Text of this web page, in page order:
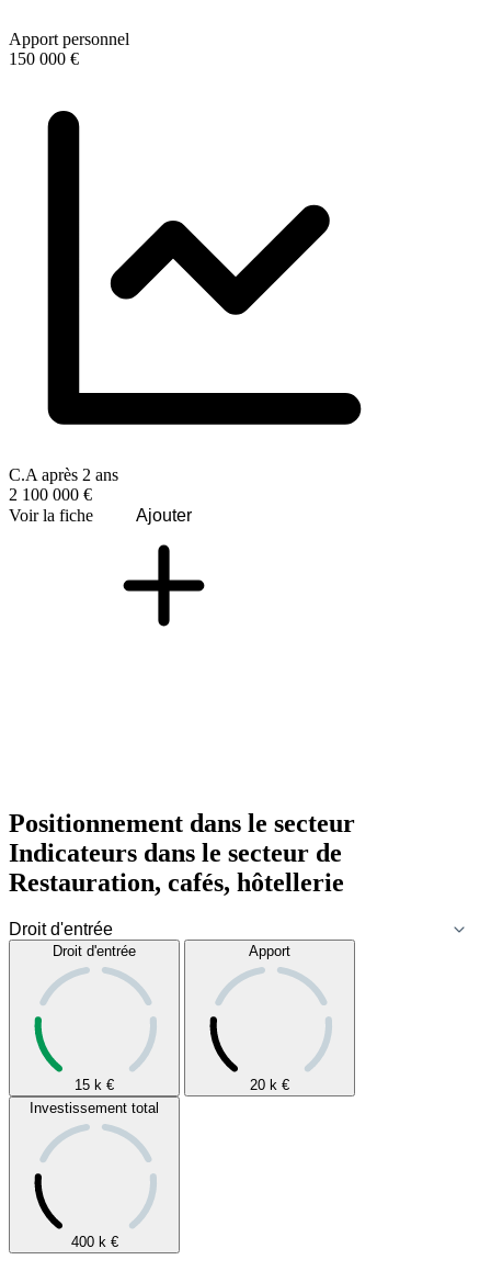
Apport personnel
150 000 €
C.A après 2 ans
2 100 000 €
Voir la fiche
Ajouter
Positionnement dans le secteur
Indicateurs dans le secteur de
Restauration, cafés, hôtellerie
Droit d'entrée
15 k €
Apport
20 k €
Investissement total
400 k €